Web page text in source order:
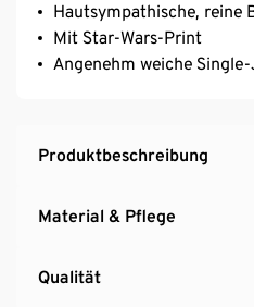
Hautsympathische, reine
Mit Star-Wars-Print
Angenehm weiche
Produktbeschreibung
Material & Pflege
Qualität